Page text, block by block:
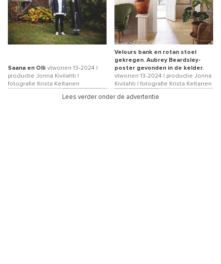
Saana en Olli vtwonen 13-2024 |
productie Jonna Kivilahti |
fotografie Krista Keltanen
Velours bank en rotan stoel
gekregen. Aubrey Beardsley-
poster gevonden in de kelder.
vtwonen 13-2024 | productie Jonna
Kivilahti | fotografie Krista Keltanen
Lees verder onder de advertentie